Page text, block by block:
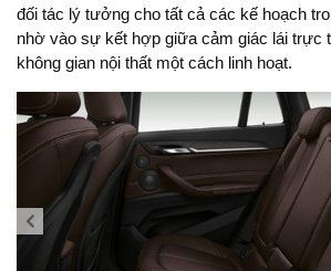
đối tác lý tưởng cho tất cả các kế hoạch
nhờ vào sự kết hợp giữa cảm giác lái trực
không gian nội thất một cách linh hoạt.